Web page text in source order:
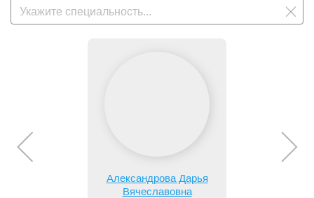
Александрова Дарья
Вячеславовна